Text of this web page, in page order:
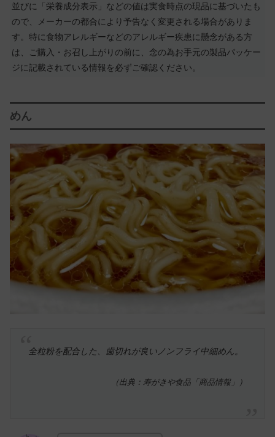
並びに「栄養成分表示」などの値は実食時点の現品に基づいたも
ので、メーカーの都合により予告なく変更される場合がありま
す。特に食物アレルギーなどのアレルギー疾患に懸念がある方
は、ご購入・お召し上がりの前に、念の為お手元の製品パッケー
ジに記載されている情報を必ずご確認ください。
めん
全粒粉を配合した、歯切れが良いノンフライ中細めん。
（出典：寿がきや食品「商品情報」）